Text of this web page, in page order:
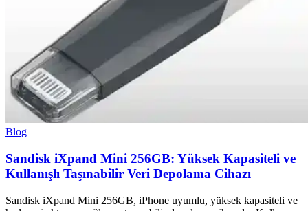
Blog
Sandisk iXpand Mini 256GB: Yüksek Kapasiteli ve
Kullanışlı Taşınabilir Veri Depolama Cihazı
Sandisk iXpand Mini 256GB, iPhone uyumlu, yüksek kapasiteli ve